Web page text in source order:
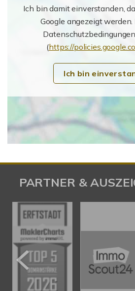
Ich bin damit einverstanden,
Google angezeigt werden.
(https://
Ich bin
PARTNER &